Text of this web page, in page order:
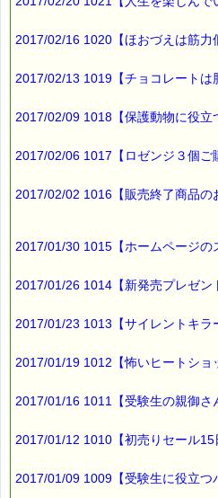
2017/02/16 1020【ほおづえは筋力
2017/02/13 1019【チョコレートは
2017/02/09 1018【保護動物に役立
2017/02/06 1017【ロゼンジ３個ご
2017/02/02 1016【販売終了商品の
2017/01/30 1015【ホームページの
2017/01/26 1014【新発売プレゼン
2017/01/23 1013【サイレントキラ
2017/01/19 1012【怖いヒートショ
2017/01/16 1011【受験生の親御さ
2017/01/12 1010【初売りセール15
2017/01/09 1009【受験生に役立つ